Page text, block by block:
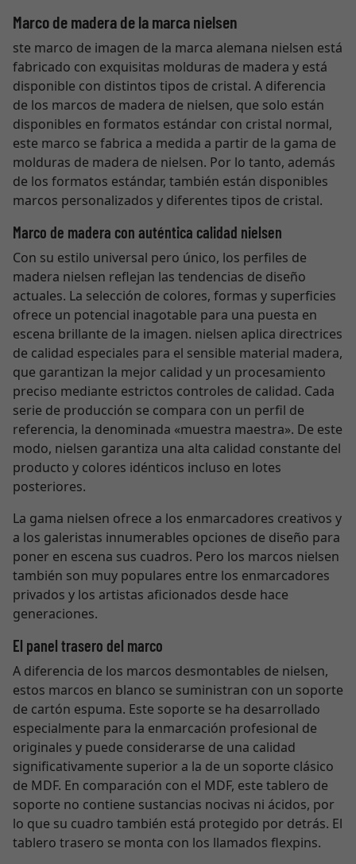
Marco de madera de la marca nielsen
ste marco de imagen de la marca alemana nielsen está
fabricado con exquisitas molduras de madera y está
disponible con distintos tipos de cristal. A diferencia
de los marcos de madera de nielsen, que solo están
disponibles en formatos estándar con cristal normal,
este marco se fabrica a medida a partir de la gama de
molduras de madera de nielsen. Por lo tanto, además
de los formatos estándar, también están disponibles
marcos personalizados y diferentes tipos de cristal.
Marco de madera con auténtica calidad nielsen
Con su estilo universal pero único, los perfiles de
madera nielsen reflejan las tendencias de diseño
actuales. La selección de colores, formas y superficies
ofrece un potencial inagotable para una puesta en
escena brillante de la imagen. nielsen aplica directrices
de calidad especiales para el sensible material madera,
que garantizan la mejor calidad y un procesamiento
preciso mediante estrictos controles de calidad. Cada
serie de producción se compara con un perfil de
referencia, la denominada «muestra maestra». De este
modo, nielsen garantiza una alta calidad constante del
producto y colores idénticos incluso en lotes
posteriores.
La gama nielsen ofrece a los enmarcadores creativos y
a los galeristas innumerables opciones de diseño para
poner en escena sus cuadros. Pero los marcos nielsen
también son muy populares entre los enmarcadores
privados y los artistas aficionados desde hace
generaciones.
El panel trasero del marco
A diferencia de los marcos desmontables de nielsen,
estos marcos en blanco se suministran con un soporte
de cartón espuma. Este soporte se ha desarrollado
especialmente para la enmarcación profesional de
originales y puede considerarse de una calidad
significativamente superior a la de un soporte clásico
de MDF. En comparación con el MDF, este tablero de
soporte no contiene sustancias nocivas ni ácidos, por
lo que su cuadro también está protegido por detrás. El
tablero trasero se monta con los llamados flexpins.